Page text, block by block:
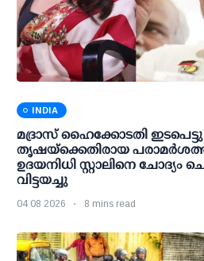
INDIA
മദ്രാസ് ഹൈക്കോടതി
തൃഷയ്ക്കെതിരായ
ഉദയനിധി സ്റ്റാലിനെ ചോദ്യം
വിട്ടയച്ചു
04 08 2026 8 mins read